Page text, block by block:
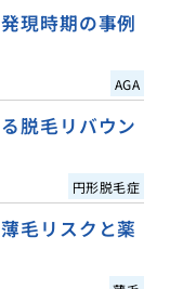
現時期の事例
AGA
脱毛リバウン
円形脱毛症
毛リスクと薬